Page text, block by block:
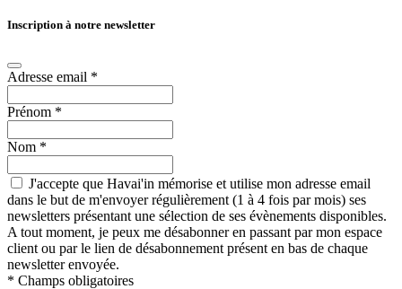
Inscription à notre newsletter
Adresse email *
Prénom *
Nom *
J'accepte que Havai'in mémorise et utilise mon adresse email
dans le but de m'envoyer régulièrement (1 à 4 fois par mois) ses
newsletters présentant une sélection de ses évènements disponibles.
A tout moment, je peux me désabonner en passant par mon espace
client ou par le lien de désabonnement présent en bas de chaque
newsletter envoyée.
* Champs obligatoires